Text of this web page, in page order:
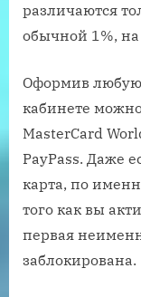
различаются
обычной 1%, на
Оформив любую
кабинете
MasterCard
PayPass. Даже
карта, по
того как вы
первая
заблокирована.